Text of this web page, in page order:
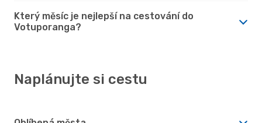
Který měsíc je nejlepší na cestování do
Votuporanga?
Naplánujte si cestu